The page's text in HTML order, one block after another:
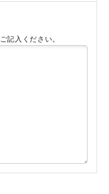
記入ください。